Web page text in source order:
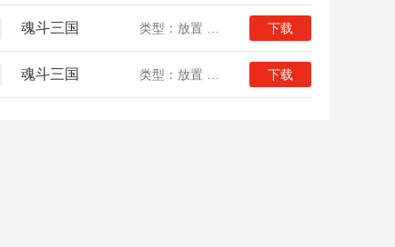
魂斗三国 下载
魂斗三国 下载